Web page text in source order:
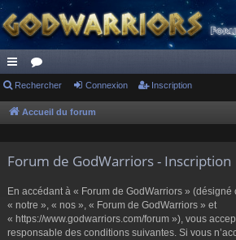
ac
co
ci
or
u
s
Rechercher Connexion Inscription
Accueil du forum
Forum de GodWarriors - Inscription
En accédant à « Forum de GodWarriors »
« notre », « nos », « Forum de GodWarriors » et
« https://www.godwarriors.com/forum »), vous
responsable des conditions suivantes. Si vous